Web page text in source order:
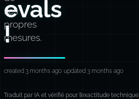
evals
!
ses
propres
mesures.
created 3 months ago updated 3 months ago
Traduit par IA et vérifié pour l’exactitude technique.